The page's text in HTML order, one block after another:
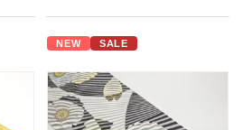
NEW SALE